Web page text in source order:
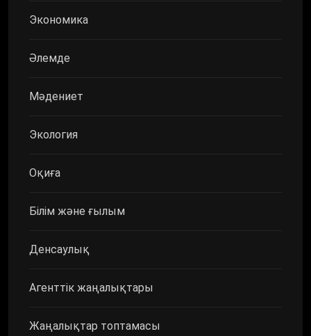
Экономика
Әлемде
Мәдениет
Экология
Оқиға
Білім және ғылым
Денсаулық
Агенттік жаңалықтары
Жаңалықтар топтамасы